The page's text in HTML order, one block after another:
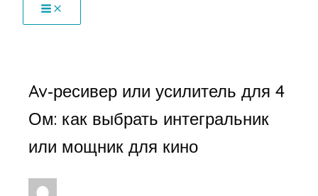
Av‑ресивер или усилитель для 4
Ом: как выбрать интегральник
или мощник для кино